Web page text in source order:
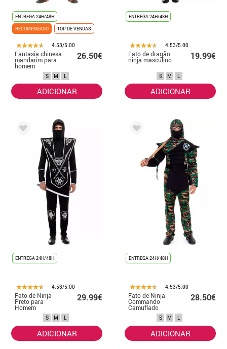
ENTREGA 24H/48H
RECOMENDADO
TOP DE VENDAS
4.53/5.00
Fantasia chinesa
mandarim para
homem
26.50€
S M L
ADICIONAR
ENTREGA 24H/48H
4.53/5.00
Fato de dragão
ninja masculino 19.99€
S M L
ADICIONAR
ENTREGA 24H/48H
4.53/5.00
Fato de Ninja
Preto para
Homem
29.99€
S M L
ADICIONAR
ENTREGA 24H/48H
4.53/5.00
Fato de Ninja
Commando
Camuflado
Masculino
28.50€
S M L
ADICIONAR